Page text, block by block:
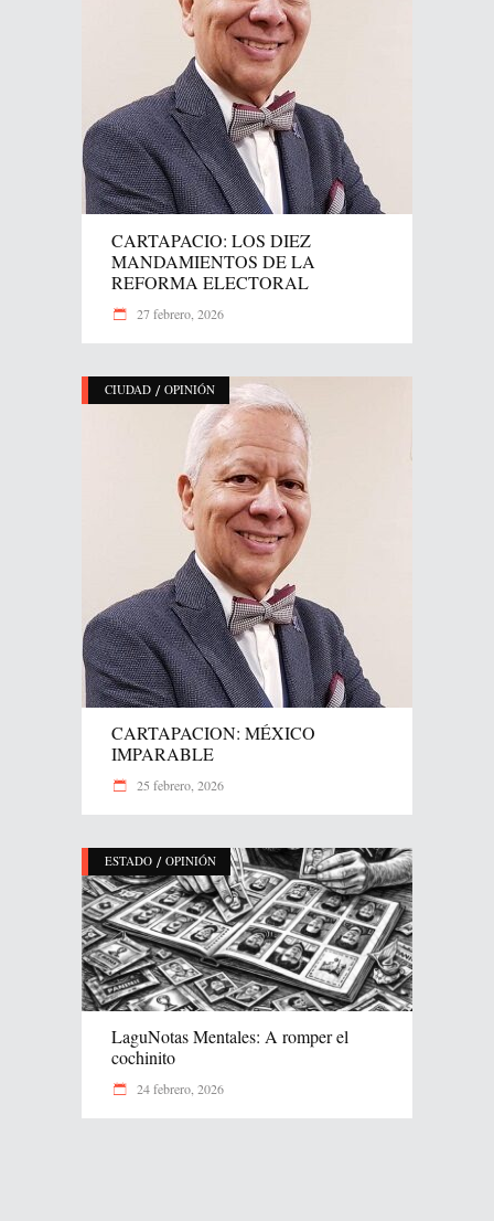
CARTAPACIO: LOS DIEZ
MANDAMIENTOS DE LA
REFORMA ELECTORAL
27 febrero, 2026
CIUDAD / OPINIÓN
CARTAPACION: MÉXICO
IMPARABLE
25 febrero, 2026
ESTADO / OPINIÓN
LaguNotas Mentales: A romper el
cochinito
24 febrero, 2026